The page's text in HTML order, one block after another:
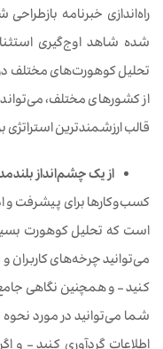
راه‌اندازی خبرنامه
شده شاهد اوج‌گیری
تحلیل کوهورت‌های مختلف در
از کشورهای مختلف،
قالب ارزشمندترین استراتژی
از یک چشم‌انداز
کسب‌وکارها برای پیشرفت و
است که تحلیل کوهورت
می‌توانید چرخه‌های کاربران
کنید – و همچنین نگاهی
شما می‌توانید در مورد